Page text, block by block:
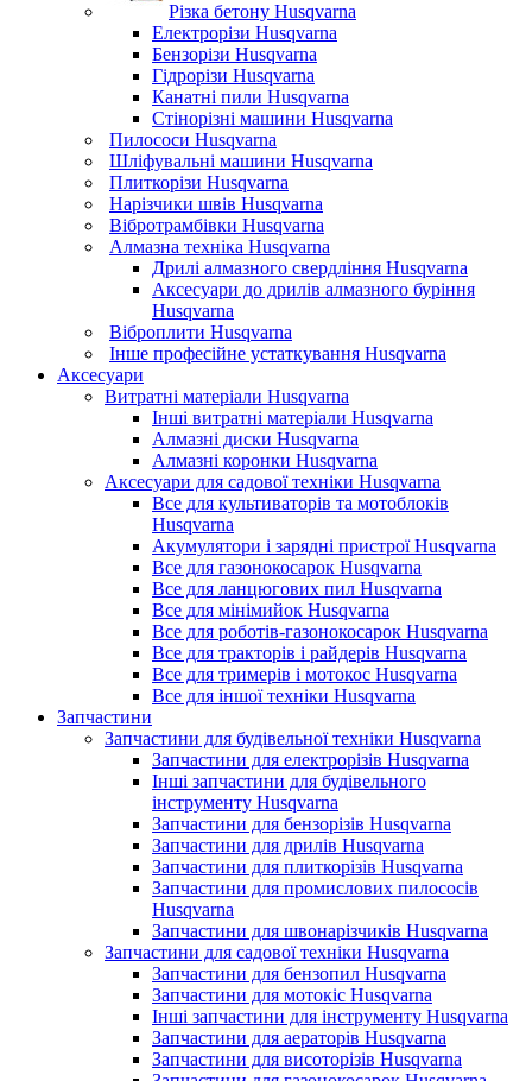
Різка бетону Husqvarna
Електрорізи Husqvarna
Бензорізи Husqvarna
Гідрорізи Husqvarna
Канатні пили Husqvarna
Стінорізні машини Husqvarna
Пилососи Husqvarna
Шліфувальні машини Husqvarna
Плиткорізи Husqvarna
Нарізчики швів Husqvarna
Вібротрамбівки Husqvarna
Алмазна техніка Husqvarna
Дрилі алмазного свердління Husqvarna
Аксесуари до дрилів алмазного буріння
Husqvarna
Віброплити Husqvarna
Інше професійне устаткування Husqvarna
Аксесуари
Витратні матеріали Husqvarna
Інші витратні матеріали Husqvarna
Алмазні диски Husqvarna
Алмазні коронки Husqvarna
Аксесуари для садової техніки Husqvarna
Все для культиваторів та мотоблоків
Husqvarna
Акумулятори і зарядні пристрої Husqvarna
Все для газонокосарок Husqvarna
Все для ланцюгових пил Husqvarna
Все для мінімийок Husqvarna
Все для роботів-газонокосарок Husqvarna
Все для тракторів і райдерів Husqvarna
Все для тримерів і мотокос Husqvarna
Все для іншої техніки Husqvarna
Запчастини
Запчастини для будівельної техніки Husqvarna
Запчастини для електрорізів Husqvarna
Інші запчастини для будівельного
інструменту Husqvarna
Запчастини для бензорізів Husqvarna
Запчастини для дрилів Husqvarna
Запчастини для плиткорізів Husqvarna
Запчастини для промислових пилососів
Husqvarna
Запчастини для швонарізчиків Husqvarna
Запчастини для садової техніки Husqvarna
Запчастини для бензопил Husqvarna
Запчастини для мотокіс Husqvarna
Інші запчастини для інструменту Husqvarna
Запчастини для аераторів Husqvarna
Запчастини для висоторізів Husqvarna